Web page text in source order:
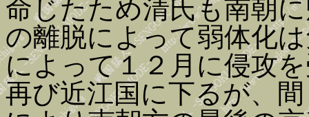
命じたため清氏も南朝
の離脱によって弱体化
によって１２月に侵攻
再び近江国に下るが、